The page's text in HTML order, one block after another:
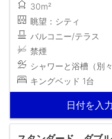
30m²
眺望：シティ
バルコニー/テラス
禁煙
シャワーと浴槽（別々
キングベッド 1台
日付を入